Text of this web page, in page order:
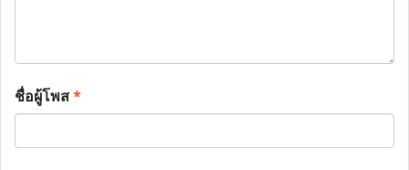
ชื่อผู้โพส*